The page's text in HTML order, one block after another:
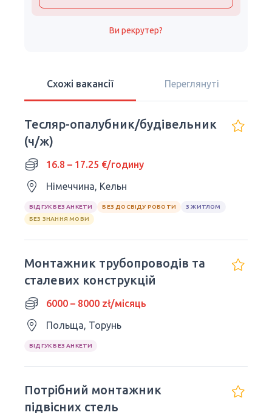
Ви рекрутер?
Схожі вакансії Переглянуті
Тесляр-опалубник/будівельник
(ч/ж)
16.8 – 17.25 €/годину
Німеччина, Кельн
ВІДГУК БЕЗ АНКЕТИ БЕЗ ДОСВІДУ РОБОТИ
З ЖИТЛОМ
БЕЗ ЗНАННЯ МОВИ
Монтажник трубопроводів та
сталевих конструкцій
6000 – 8000 zł/місяць
Польща, Торунь
ВІДГУК БЕЗ АНКЕТИ
Потрібний монтажник
підвісних стель